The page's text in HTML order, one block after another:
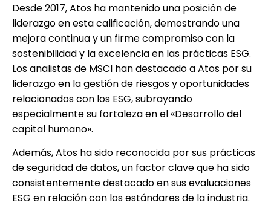
Desde 2017, Atos ha mantenido una posición de
liderazgo en esta calificación, demostrando una
mejora continua y un firme compromiso con la
sostenibilidad y la excelencia en las prácticas ESG.
Los analistas de MSCI han destacado a Atos por su
liderazgo en la gestión de riesgos y oportunidades
relacionados con los ESG, subrayando
especialmente su fortaleza en el «Desarrollo del
capital humano».
Además, Atos ha sido reconocida por sus prácticas
de seguridad de datos, un factor clave que ha sido
consistentemente destacado en sus evaluaciones
ESG en relación con los estándares de la industria.